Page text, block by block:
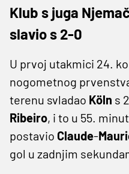
Klub s juga
slavio s 2-0
U prvoj utakmici 24.
nogometnog
terenu svladao Köln s
Ribeiro, i to u 55.
postavio Claude-
gol u zadnjim